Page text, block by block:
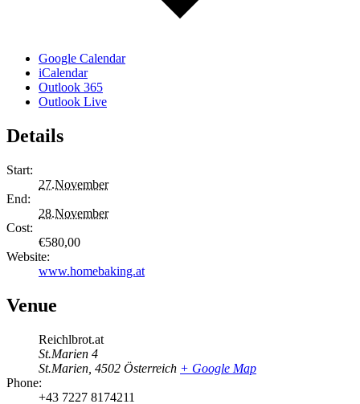
Google Calendar
iCalendar
Outlook 365
Outlook Live
Details
Start:
27.November
End:
28.November
Cost:
€580,00
Website:
www.homebaking.at
Venue
Reichlbrot.at
St.Marien 4
St.Marien 4502 Österreich + Google Map
Phone:
+43 7227 8174211